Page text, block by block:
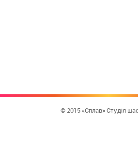
© 2015 «Сплав» Студія